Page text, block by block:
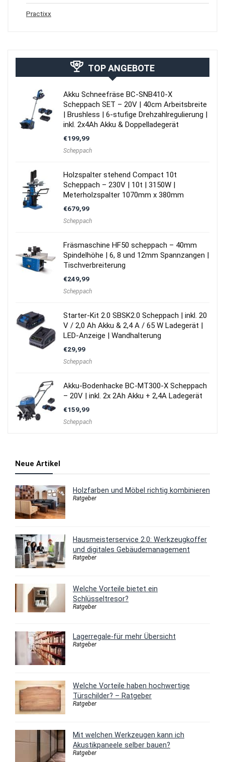
Practixx
TOP ANGEBOTE
Akku Schneefräse BC-SNB410-X
Scheppach SET – 20V | 40cm Arbeitsbreite
| Brushless | 6-stufige Drehzahlregulierung |
inkl. 2x4Ah Akku & Doppelladegerät
€199,99
Scheppach
Holzspalter stehend Compact 10t
Scheppach – 230V | 10t | 3150W |
Meterholzspalter 1070mm x 380mm
€679,99
Scheppach
Fräsmaschine HF50 scheppach – 40mm
Spindelhöhe | 6, 8 und 12mm Spannzangen |
Tischverbreiterung
€249,99
Scheppach
Starter-Kit 2.0 SBSK2.0 Scheppach | inkl. 20
V / 2,0 Ah Akku & 2,4 A / 65 W Ladegerät |
LED-Anzeige | Wandhalterung
€29,99
Scheppach
Akku-Bodenhacke BC-MT300-X Scheppach
– 20V | inkl. 2x 2Ah Akku + 2,4A Ladegerät
€159,99
Scheppach
Neue Artikel
Holzfarben und Möbel richtig kombinieren
Ratgeber
Hausmeisterservice 2.0: Werkzeugkoffer
und digitales Gebäudemanagement
Ratgeber
Welche Vorteile bietet ein
Schlüsseltresor?
Ratgeber
Lagerregale-für mehr Übersicht
Ratgeber
Welche Vorteile haben hochwertige
Türschilder? – Ratgeber
Ratgeber
Mit welchen Werkzeugen kann ich
Akustikpaneele selber bauen?
Ratgeber